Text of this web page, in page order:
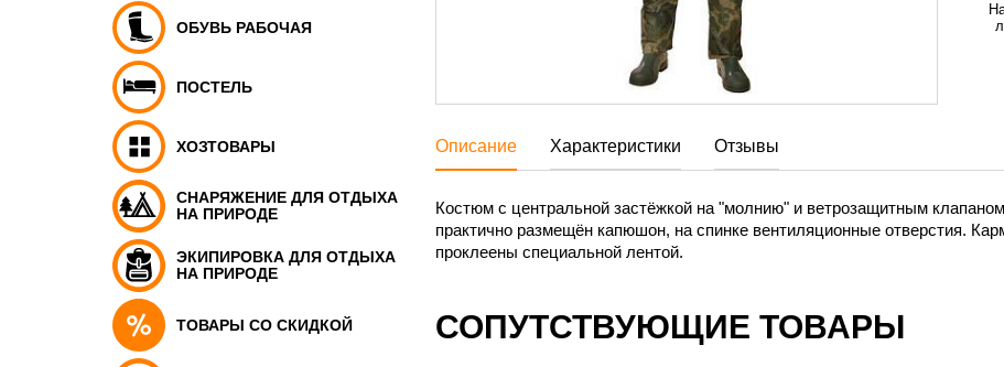
ОБУВЬ РАБОЧАЯ
ПОСТЕЛЬ
ХОЗТОВАРЫ
СНАРЯЖЕНИЕ ДЛЯ ОТДЫХА
НА ПРИРОДЕ
ЭКИПИРОВКА ДЛЯ ОТДЫХА
НА ПРИРОДЕ
ТОВАРЫ СО СКИДКОЙ
Описание Характеристики Отзывы
Костюм с центральной застёжкой на "молнию" и ветрозащитным
практично размещён капюшон, на спинке вентиляционные отверстия.
проклеены специальной лентой.
СОПУТСТВУЮЩИЕ ТОВАРЫ